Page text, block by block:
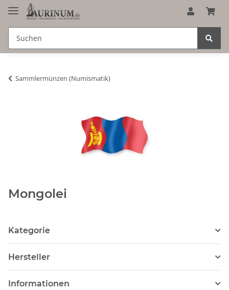
Sammlermünzen (Numismatik)
Mongolei
Kategorie
Hersteller
Informationen